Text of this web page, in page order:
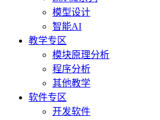
模型设计
智能AI
教学专区
模块原理分析
程序分析
其他教学
软件专区
开发软件